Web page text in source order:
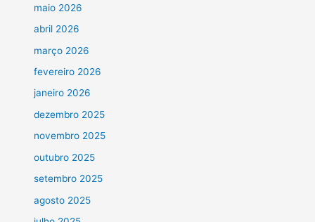
maio 2026
abril 2026
março 2026
fevereiro 2026
janeiro 2026
dezembro 2025
novembro 2025
outubro 2025
setembro 2025
agosto 2025